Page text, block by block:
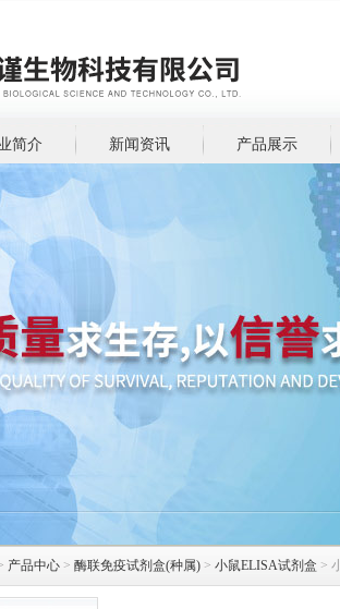
简介 新闻资讯 产品展示
产品中心 > 酶联免疫试剂盒(种属) > 小鼠ELISA试剂盒 >